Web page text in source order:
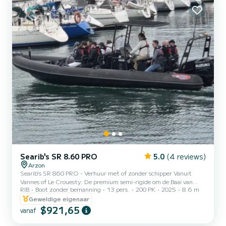
Searib's SR 8.60 PRO 5.0 (4 reviews)
Arzon
Searib's SR 860 PRO - Verhuur met of zonder schipper Vanuit
Vannes of Le Crouesty: De premium semi-rigide om de Baai van
Quiberon, de Golf van Morbihan te verkennen en dicht bij de start
van de race te zijn Stap aan boord van de Searib's SR 860 PRO
vanuit de haven van Le Crouesty, een hoogwaardige semi-rigide
gebruikt voor offshore races en missies. Beschikbaar voor
RIB Boot zonder bemanning 13 pers. 200 PK 2025
8.6 m
Geweldige eigenaar
vanaf $921,65